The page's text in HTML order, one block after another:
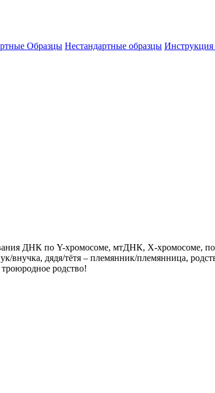
Образцы Нестандартные образцы Инструкция
ДНК по Y-хромосоме, мтДНК, X-хромосоме,
дядя/тётя – племянник/племянница,
родство!